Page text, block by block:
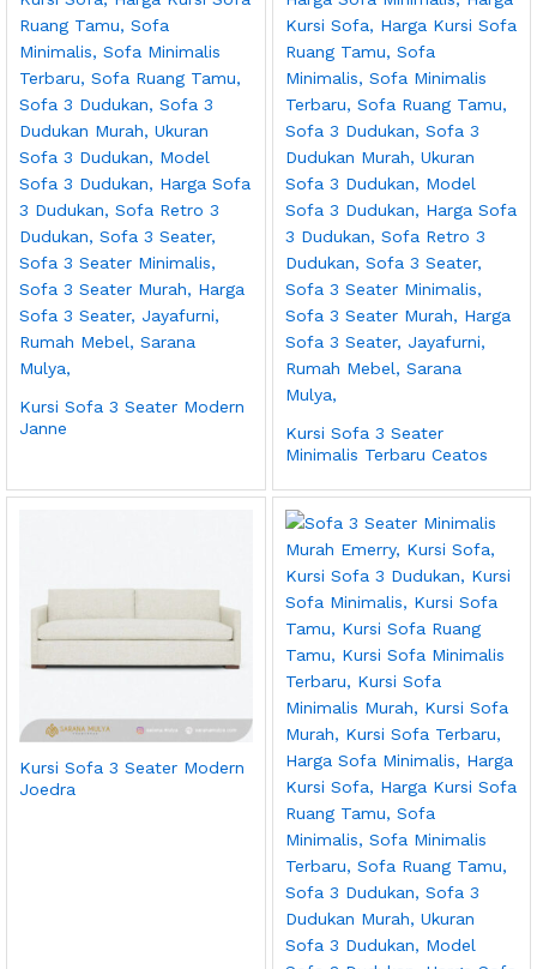
Kursi Sofa 3 Seater Modern
Janne
Kursi Sofa 3 Seater
Minimalis Terbaru Ceatos
Kursi Sofa 3 Seater Modern
Joedra